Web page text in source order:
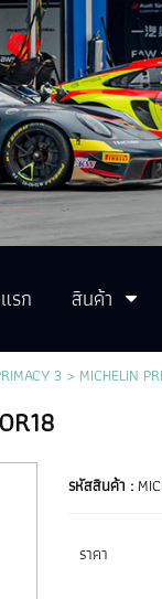
รก สินค้า
3> MICHELIN
รหัสสินค้า :
ราคา